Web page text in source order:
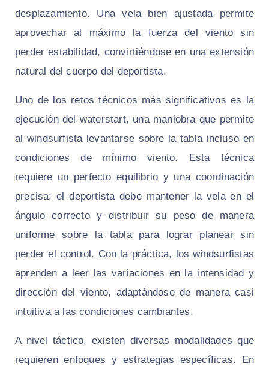
desplazamiento. Una vela bien ajustada permite
aprovechar al máximo la fuerza del viento sin
perder estabilidad, convirtiéndose en una extensión
natural del cuerpo del deportista.
Uno de los retos técnicos más significativos es la
ejecución del waterstart, una maniobra que permite
al windsurfista levantarse sobre la tabla incluso en
condiciones de mínimo viento. Esta técnica
requiere un perfecto equilibrio y una coordinación
precisa: el deportista debe mantener la vela en el
ángulo correcto y distribuir su peso de manera
uniforme sobre la tabla para lograr planear sin
perder el control. Con la práctica, los windsurfistas
aprenden a leer las variaciones en la intensidad y
dirección del viento, adaptándose de manera casi
intuitiva a las condiciones cambiantes.
A nivel táctico, existen diversas modalidades que
requieren enfoques y estrategias específicas. En